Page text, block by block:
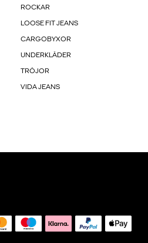
ROCKAR
LOOSE FIT JEANS
CARGOBYXOR
UNDERKLÄDER
TRÖJOR
VIDA JEANS